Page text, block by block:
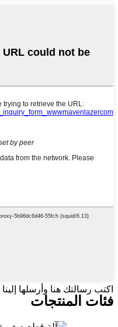
اكتب رسالتك هنا وأرسلها إلينا
فئات المنتجات